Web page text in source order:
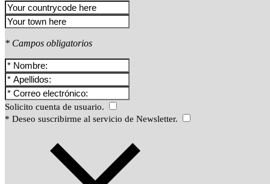
* Campos obligatorios
Solicito cuenta de usuario.
* Deseo suscribirme al servicio de Newsletter.